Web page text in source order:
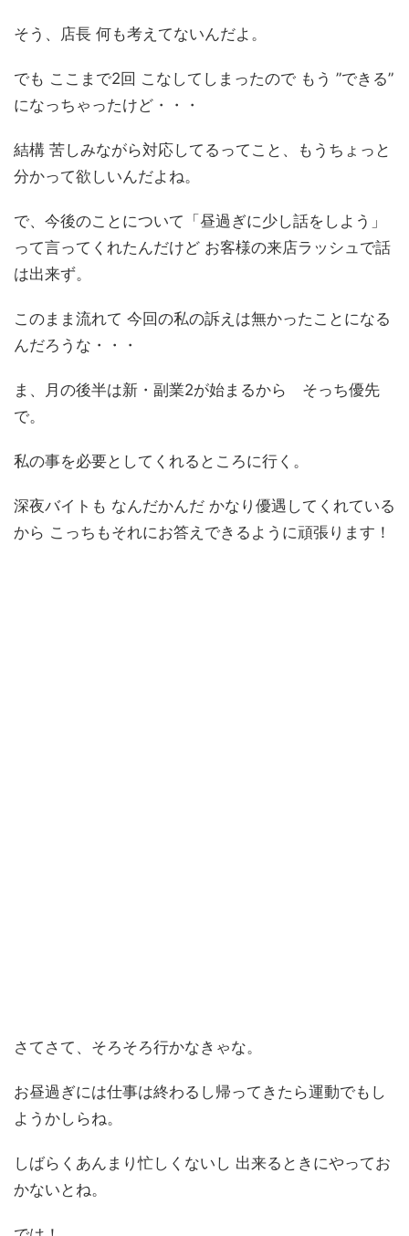
そう、店長 何も考えてないんだよ。
でも ここまで2回 こなしてしまったので もう ”できる”
になっちゃったけど・・・
結構 苦しみながら対応してるってこと、もうちょっと
分かって欲しいんだよね。
で、今後のことについて「昼過ぎに少し話をしよう」
って言ってくれたんだけど お客様の来店ラッシュで話
は出来ず。
このまま流れて 今回の私の訴えは無かったことになる
んだろうな・・・
ま、月の後半は新・副業2が始まるから そっち優先
で。
私の事を必要としてくれるところに行く。
深夜バイトも なんだかんだ かなり優遇してくれている
から こっちもそれにお答えできるように頑張ります！
さてさて、そろそろ行かなきゃな。
お昼過ぎには仕事は終わるし帰ってきたら運動でもし
ようかしらね。
しばらくあんまり忙しくないし 出来るときにやってお
かないとね。